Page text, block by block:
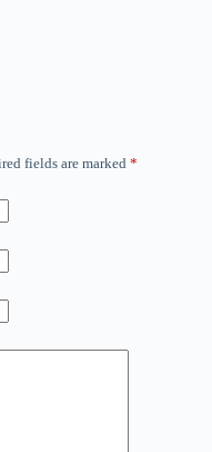
fields are marked *